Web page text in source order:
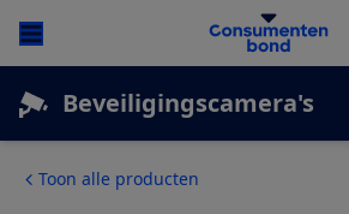
Beveiligingscamera's
Toon alle producten